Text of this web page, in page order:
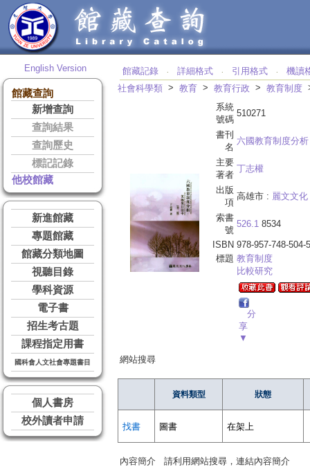
English Version
館藏查詢
新增查詢
查詢結果
查詢歷史
標記記錄
他校館藏
新進館藏
專題館藏
館藏分類地圖
視聽目錄
學科資源
電子書
招生考古題
課程指定用書
國科會人文社會專題書目
個人書房
校外讀者申請
館藏記錄 ‧ 詳細格式 ‧ 引用格式 ‧
機讀
社會科學類 > 教育 > 教育行政 > 教育制度
系統
號碼
510271
書刊
名
六國教育制度分析
主要
著者
丁志權
出版
項
高雄市 : 麗文文化
索書
號
526.1 8534
ISBN 978-957-748-504-5
標題 教育制度
比較研究
分
享
▼
網站搜尋
資料類型 狀態
找書 圖書 在架上
內容簡介 請利用網站搜尋，連結內容簡介